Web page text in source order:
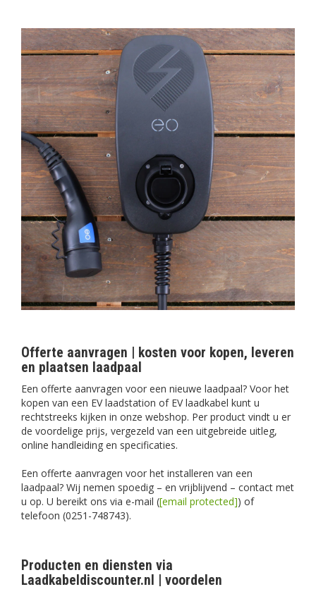
Offerte aanvragen | kosten voor kopen, leveren
en plaatsen laadpaal
Een offerte aanvragen voor een nieuwe laadpaal? Voor het
kopen van een EV laadstation of EV laadkabel kunt u
rechtstreeks kijken in onze webshop. Per product vindt u er
de voordelige prijs, vergezeld van een uitgebreide uitleg,
online handleiding en specificaties.
Een offerte aanvragen voor het installeren van een
laadpaal? Wij nemen spoedig – en vrijblijvend – contact met
u op. U bereikt ons via e-mail ([email protected]) of
telefoon (0251-748743).
Producten en diensten via
Laadkabeldiscounter.nl | voordelen